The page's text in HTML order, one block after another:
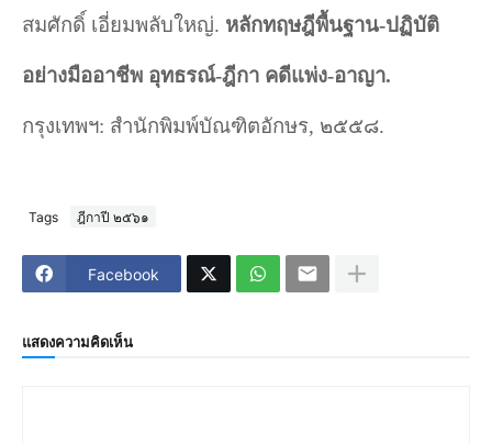
สมศักดิ์ เอี่ยมพลับใหญ่. หลักทฤษฎีพื้นฐาน-ปฏิบัติ
อย่างมืออาชีพ อุทธรณ์-ฎีกา คดีแพ่ง-อาญา.
กรุงเทพฯ: สำนักพิมพ์บัณฑิตอักษร, ๒๕๕๘.
Tags ฎีกาปี ๒๕๖๑
Facebook
แสดงความคิดเห็น